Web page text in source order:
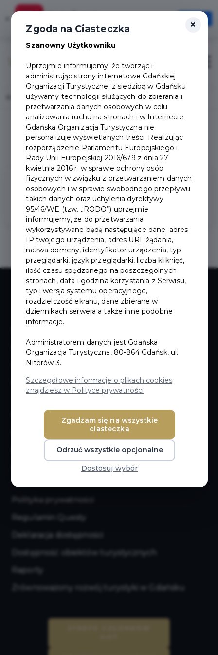
Szybciej, wygodniej, zawsze pod ręką
Otwórz
Home Lista aktualności
1 0
OstatnieAktualności
O nas
Dołącz do nas!
Członkowie/ Rada/ Statut GOT
Magazyn materiałów promocyjnych
Materiały on-line
Polityka prywatności
Regulamin Questy
Deklaracja dostępności
Dostępność obiektów turystycznych
Raporty
Zrównoważony rozwój turystyki w Gdańsku
×
Zgoda na Ciasteczka
Szanowny Użytkowniku
Uprzejmie informujemy, że tworząc i
administrując strony internetowe Gdańskiej
Organizacji Turystycznej z siedzibą w Gdańsku
używamy technologii służących do zbierania i
przetwarzania danych osobowych w celu
analizowania ruchu na stronach i w Internecie.
Gdańska Organizacja Turystyczna nie
personalizuje wyświetlanych treści. Realizując
rozporządzenie Parlamentu Europejskiego i
Rady Unii Europejskiej 2016/679 z dnia 27
kwietnia 2016 r. w sprawie ochrony osób
fizycznych w związku z przetwarzaniem danych
osobowych i w sprawie swobodnego przepływu
takich danych oraz uchylenia dyrektywy
95/46/WE (tzw. „RODO”) uprzejmie
informujemy, że do przetwarzania
wykorzystywane będą następujące dane: adres
IP twojego urządzenia, adres URL żądania,
nazwa domeny, identyfikator urządzenia, typ
przeglądarki, język przeglądarki, liczba kliknięć,
ilość czasu spędzonego na poszczególnych
stronach, data i godzina korzystania z Serwisu,
typ i wersja systemu operacyjnego,
rozdzielczość ekranu, dane zbierane w
dziennikach serwera a także inne podobne
informacje.
Administratorem danych jest Gdańska
Organizacja Turystyczna, 80-864 Gdańsk, ul.
Niterów 3.
Szczegółowe informacje o plikach cookies
znajdziesz w Polityce prywatności
Zgadzam się na wszystkie
ciasteczka
Odrzuć wszystkie opcjonalne
Dostosuj wybór